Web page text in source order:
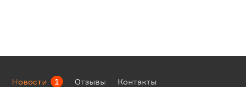
Новости 1 Отзывы Контакты